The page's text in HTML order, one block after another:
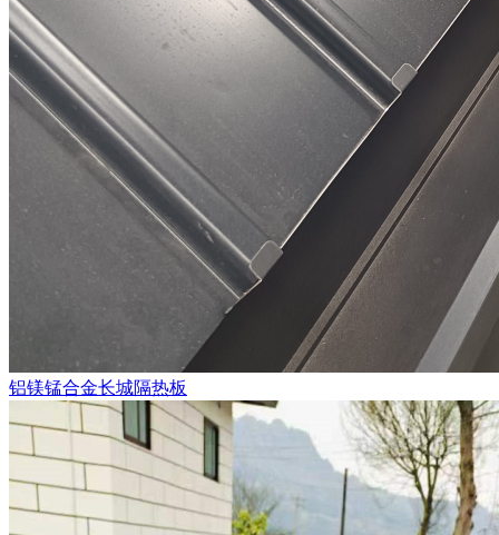
铝镁锰合金长城隔热板